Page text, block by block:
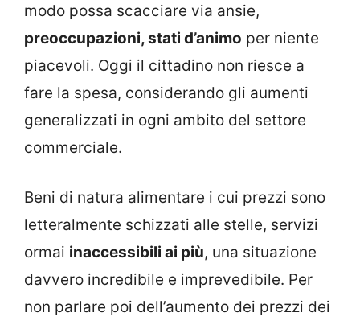
modo possa scacciare via ansie,
preoccupazioni, stati d’animo per niente
piacevoli. Oggi il cittadino non riesce a
fare la spesa, considerando gli aumenti
generalizzati in ogni ambito del settore
commerciale.
Beni di natura alimentare i cui prezzi sono
letteralmente schizzati alle stelle, servizi
ormai inaccessibili ai più, una situazione
davvero incredibile e imprevedibile. Per
non parlare poi dell’aumento dei prezzi dei